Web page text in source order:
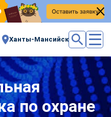
Ханты-Мансийск
по охране